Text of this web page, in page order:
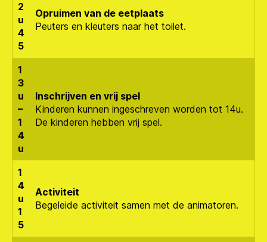
2
u
4
5
Opruimen van de eetplaats
Peuters en kleuters naar het toilet.
1
3
u
–
1
4
u
Inschrijven en vrij spel
Kinderen kunnen ingeschreven worden tot 14u.
De kinderen hebben vrij spel.
1
4
u
1
5
Activiteit
Begeleide activiteit samen met de animatoren.